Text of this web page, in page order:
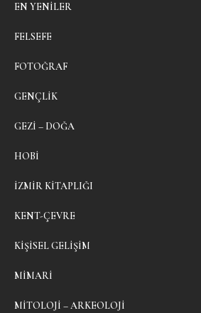
EN YENILER
FELSEFE
FOTOĞRAF
GENÇLIK
GEZI – DOĞA
HOBI
İZMIR KITAPLIĞI
KENT-ÇEVRE
KIŞISEL GELIŞIM
MIMARI
MITOLOJI – ARKEOLOJI